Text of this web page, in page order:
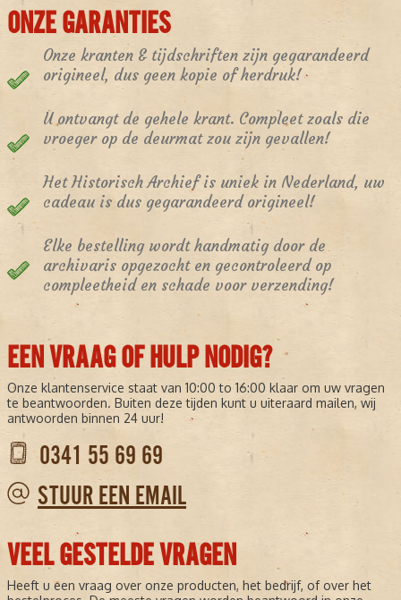
ONZE GARANTIES
Onze kranten & tijdschriften zijn gegarandeerd
origineel, dus geen kopie of herdruk!
U ontvangt de gehele krant. Compleet zoals die
vroeger op de deurmat zou zijn gevallen!
Het Historisch Archief is uniek in Nederland, uw
cadeau is dus gegarandeerd origineel!
Elke bestelling wordt handmatig door de
archivaris opgezocht en gecontroleerd op
compleetheid en schade voor verzending!
EEN VRAAG OF HULP NODIG?
Onze klantenservice staat van 10:00 to 16:00 klaar om uw vragen
te beantwoorden. Buiten deze tijden kunt u uiteraard mailen, wij
antwoorden binnen 24 uur!
0341 55 69 69
STUUR EEN EMAIL
VEEL GESTELDE VRAGEN
Heeft u een vraag over onze producten, het bedrijf, of over het